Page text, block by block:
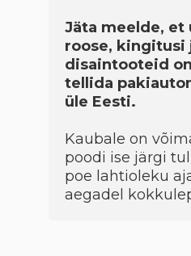
Jäta meelde, et
roose, kingitusi
disaintooteid
tellida
üle Eesti.
Kaubale on
poodi ise järgi
poe lahtioleku
aegadel